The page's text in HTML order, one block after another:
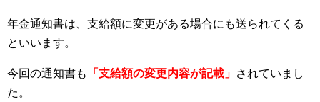
年金通知書は、支給額に変更がある場合にも送られてくる
といいます。
今回の通知書も 「支給額の変更内容が記載」 されていまし
た。